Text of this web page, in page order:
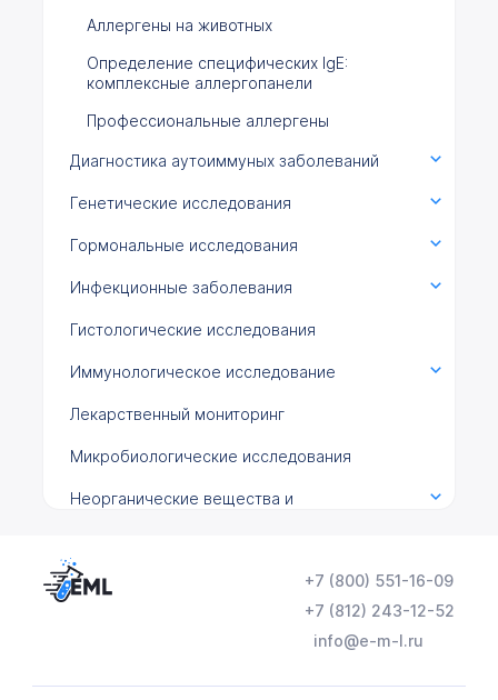
Аллергены на животных
Определение специфических IgE:
комплексные аллергопанели
Профессиональные аллергены
Диагностика аутоиммуных заболеваний
Генетические исследования
Гормональные исследования
Инфекционные заболевания
Гистологические исследования
Иммунологическое исследование
Лекарственный мониторинг
Микробиологические исследования
Неорганические вещества и
Общеклинические исследования
Химико-токсикологические исследования
Цитологические исследования
+7 (800) 551-16-09
+7 (812) 243-12-52
info@e-m-l.ru